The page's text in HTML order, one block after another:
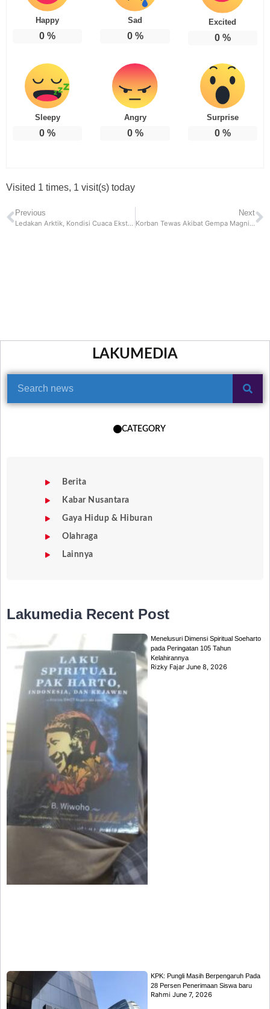
Happy
0 %
Sad
0%
Excited
0%
Sleepy
0 %
Angry
0%
Surprise
0%
Visited 1 times, 1 visit(s) today
Previous
Ledakan Arktik, Kondisi Cuaca Ekstrem Yang Tengah Melanda Amerika Serikat dan Kanada
Next
Korban Tewas Akibat Gempa Magnitudo 7,8 yang Mengguncang Turki dan Suriah Sudah Mencapai 3.609 Orang
LAKUMEDIA
CATEGORY
Berita
Kabar Nusantara
Gaya Hidup & Hiburan
Olahraga
Lainnya
Lakumedia Recent Post
Menelusuri Dimensi Spiritual Soeharto
pada Peringatan 105 Tahun
Kelahirannya
Rizky FajarJune 8, 2026
KPK: Pungli Masih Berpengaruh Pada
28 Persen Penerimaan Siswa baru
RahmiJune 7, 2026